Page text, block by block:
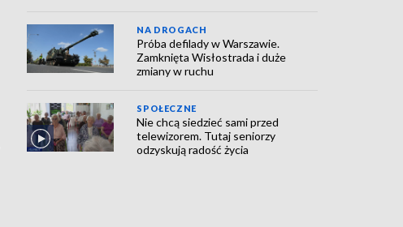
NA DROGACH
Próba defilady w Warszawie.
Zamknięta Wisłostrada i duże
zmiany w ruchu
SPOŁECZNE
Nie chcą siedzieć sami przed
telewizorem. Tutaj seniorzy
odzyskują radość życia